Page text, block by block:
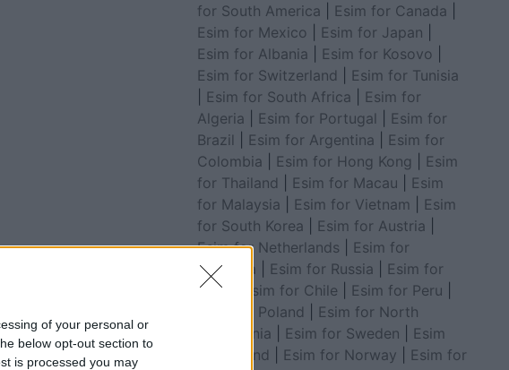
of your personal or
below opt-out section to
is processed you may
nw Dajt në ku
for South America
Esim for Canada
Esim for Mexico
Esim for Japan
Esim for Albania
Esim for Kosovo
Esim for Switzerland
Esim for Tunisia
Esim for South Africa
Esim for
Algeria
Esim for Portugal
Esim for
Brazil
Esim for Argentina
Esim for
Colombia
Esim for Hong Kong
Esim
for Thailand
Esim for Macau
Esim
for Malaysia
Esim for Vietnam
Esim
for South Korea
Esim for Austria
Esim for Netherlands
Esim for
Australia
Esim for Russia
Esim for
India
Esim for Chile Esim for Peru
Esim for Poland
Esim for North
Macedonia
Esim for Sweden
Esim
for Finland
Esim for Norway
Esim for